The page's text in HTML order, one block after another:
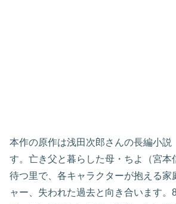
本作の原作は浅田次郎さんの長編小説
す。亡き父と暮らした母・ちよ（宮本
待つ里で、各キャラクターが抱える家
ャー、失われた過去と向き合います。